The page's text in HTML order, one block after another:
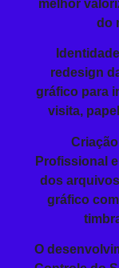
melhor
do
redesign
gráfico para
visita,
Profissional
dos
gráfico
O